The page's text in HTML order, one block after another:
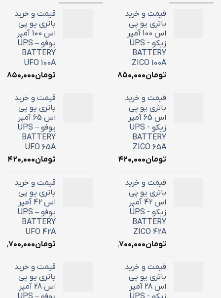
قیمت و خرید
باتری یو پی
اس 100 آمپر
زیکو - UPS
BATTERY
ZICO 100A
تومان۳۶,۸۵۰,۰۰۰
قیمت و خرید
باتری یو پی
اس 65 آمپر
زیکو - UPS
BATTERY
ZICO 65A
تومان۲۴,۴۲۰,۰۰۰
قیمت و خرید
باتری یو پی
اس 42 آمپر
زیکو - UPS
BATTERY
ZICO 42A
تومان۱۸,۷۰۰,۰۰۰
قیمت و خرید
باتری یو پی
اس 28 آمپر
قیمت و خرید
باتری یو پی
اس 100 آمپر
یوفو – UPS
BATTERY
UFO 100A
تومان
قیمت و خرید
باتری یو پی
اس 65 آمپر
یوفو – UPS
BATTERY
UFO 65A
تومان
قیمت و خرید
باتری یو پی
اس 42 آمپر
یوفو – UPS
BATTERY
UFO 42A
تومان
قیمت و خرید
باتری یو پی
اس 28 آمپر